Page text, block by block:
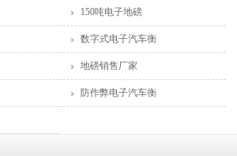
150吨电子地磅
数字式电子汽车衡
地磅销售厂家
防作弊电子汽车衡